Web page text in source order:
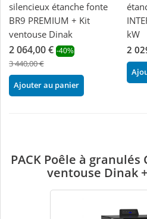
silencieux étanche fonte
BR9 PREMIUM + Kit
ventouse Dinak
2 064,00 € -40%
3 440,00 €
Ajouter au panier
kW
2
PACK Poêle à granulés
ventouse Dinak